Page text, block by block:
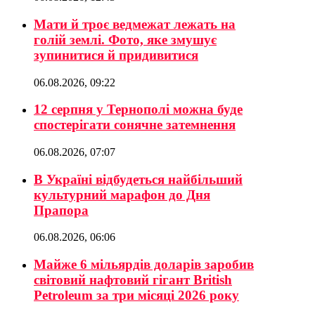
Мати й троє ведмежат лежать на
голій землі. Фото, яке змушує
зупинитися й придивитися
06.08.2026, 09:22
12 серпня у Тернополі можна буде
спостерігати сонячне затемнення
06.08.2026, 07:07
В Україні відбудеться найбільший
культурний марафон до Дня
Прапора
06.08.2026, 06:06
Майже 6 мільярдів доларів заробив
світовий нафтовий гігант British
Petroleum за три місяці 2026 року